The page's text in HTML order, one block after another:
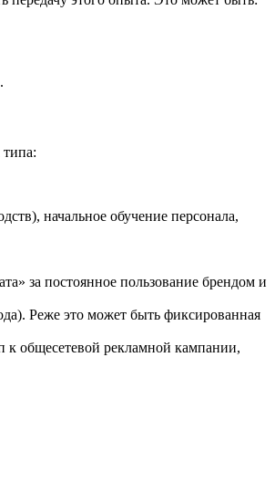
начальное обучение персонала,
за постоянное пользование брендом и
Реже это может быть фиксированная
к общесетевой рекламной кампании,